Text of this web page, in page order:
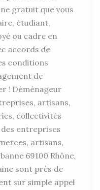
gratuit que vous
étudiant,
ou cadre en
accords de
conditions
de
! Déménageur
artisans,
collectivités
entreprises
artisans,
69100 Rhône,
sont près de
sur simple appel